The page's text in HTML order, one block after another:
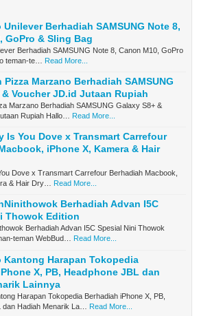
Unilever Berhadiah SAMSUNG Note 8,
GoPro & Sling Bag
Berhadiah SAMSUNG Note 8, Canon M10, GoPro
teman-te…
Read More...
Pizza Marzano Berhadiah SAMSUNG
& Voucher JD.id Jutaan Rupiah
Marzano Berhadiah SAMSUNG Galaxy S8+ &
Rupiah Hallo…
Read More...
Is You Dove x Transmart Carrefour
iPhone X, Kamera & Hair
Dove x Transmart Carrefour Berhadiah Macbook,
& Hair Dry…
Read More...
Berhadiah Advan I5C
Thowok Edition
Berhadiah Advan I5C Spesial Nini Thowok
teman WebBud… Read More...
Kantong Harapan Tokopedia
X, PB, Headphone JBL dan
Lainnya
Harapan Tokopedia Berhadiah iPhone X, PB,
dan Hadiah Menarik La…
Read More...